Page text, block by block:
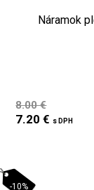
Náramok
8.00 €
7.20 € s DPH
-10%